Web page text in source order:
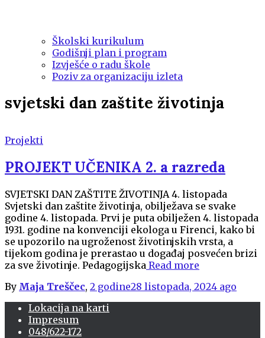
Školski kurikulum
Godišnji plan i program
Izvješće o radu škole
Poziv za organizaciju izleta
svjetski dan zaštite životinja
Projekti
PROJEKT UČENIKA 2. a razreda
SVJETSKI DAN ZAŠTITE ŽIVOTINJA 4. listopada
Svjetski dan zaštite životinja, obilježava se svake
godine 4. listopada. Prvi je puta obilježen 4. listopada
1931. godine na konvenciji ekologa u Firenci, kako bi
se upozorilo na ugroženost životinjskih vrsta, a
tijekom godina je prerastao u događaj posvećen brizi
za sve životinje. Pedagogijska Read more
By Maja Treščec, 2 godine28 listopada, 2024 ago
Lokacija na karti
Impresum
048/622-172